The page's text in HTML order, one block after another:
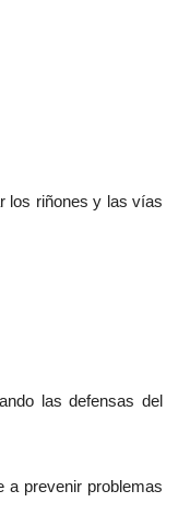
los riñones y las vías
las defensas del
a prevenir problemas